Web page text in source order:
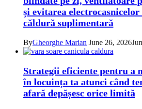
și evitarea
căldură suplimentară
ByGheorghe Marian June 26, 2026
Strategii eficiente pentru a
în locuința ta atunci când
afară depășesc orice limită